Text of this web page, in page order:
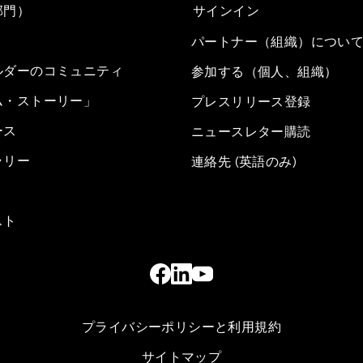
）
ーのコミュニティ
ストーリー」
リー
サインイン
パートナー（組織）につい
参加する（個人、組織）
プレスリリース登録
ニュースレター購読
連絡先 (英語のみ)
プライバシーポリシーと利用規約
サイトマップ